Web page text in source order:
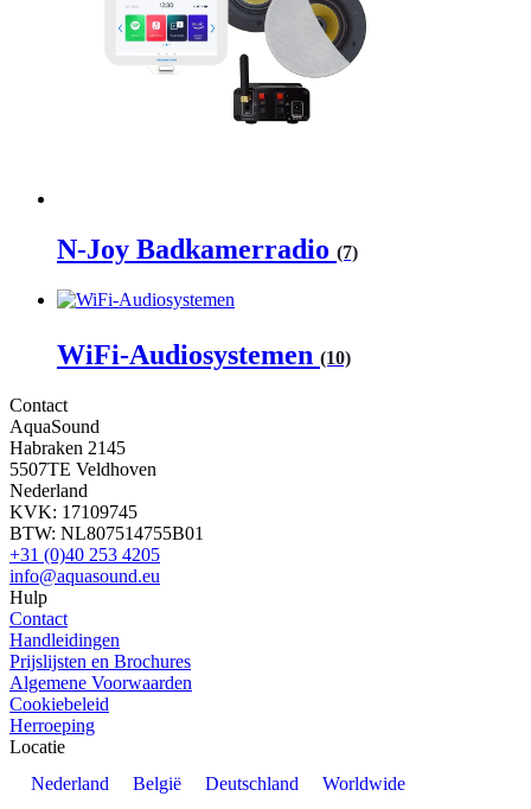
N-Joy Badkamerradio (7)
WiFi-Audiosystemen (10)
Contact
AquaSound
Habraken 2145
5507TE Veldhoven
Nederland
KVK: 17109745
BTW: NL807514755B01
+31 (0)40 253 4205
info@aquasound.eu
Hulp
Contact
Handleidingen
Prijslijsten en Brochures
Algemene Voorwaarden
Cookiebeleid
Herroeping
Locatie
Nederland
België Deutschland
Worldwide